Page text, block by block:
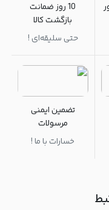
10 روز ضمانت
بازگشت کالا
حتی سلیقه‌ای !
تضمین ایمنی
مرسولات
خسارات با ما !